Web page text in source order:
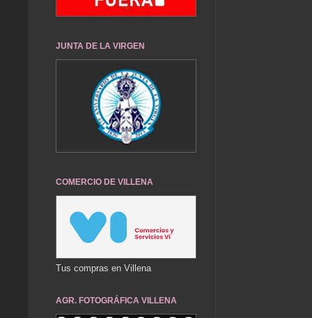
JUNTA DE LA VIRGEN
COMERCIO DE VILLENA
Tus compras en Villena
AGR. FOTOGRÁFICA VILLENA